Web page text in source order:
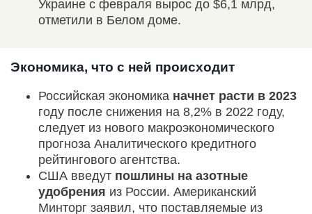
Украине с февраля вырос до $6,1 млрд,
отметили в Белом доме.
Экономика, что с ней происходит
Российская экономика начнет расти в 2023
году после снижения на 8,2% в 2022 году,
следует из нового макроэкономического
прогноза Аналитического кредитного
рейтингового агентства.
США введут пошлины на азотные
удобрения из России. Американский
Минторг заявил, что поставляемые из